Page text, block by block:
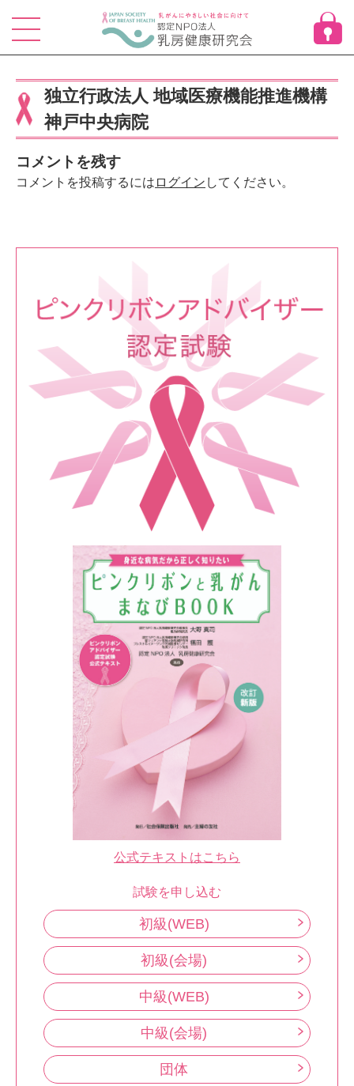
独立行政法人 地域医療機能推進機構
神戸中央病院
コメントを残す
コメントを投稿するには ログイン してください。
公式テキストはこちら
試験を申し込む
初級(WEB)
初級(会場)
中級(WEB)
中級(会場)
団体